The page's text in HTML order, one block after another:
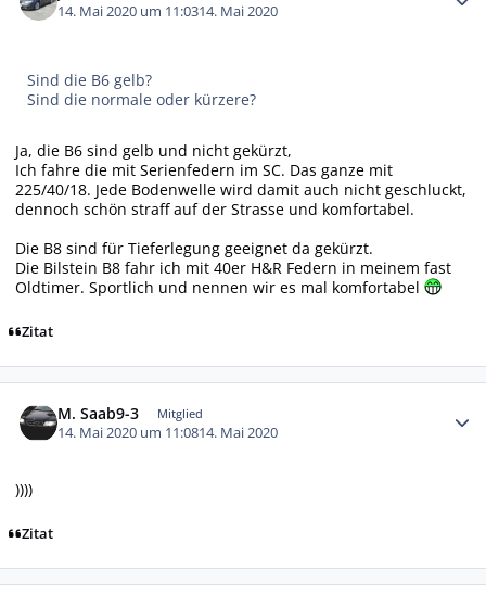
14. Mai 2020 um 11:0314. Mai 2020
Sind die B6 gelb?
Sind die normale oder kürzere?
Ja, die B6 sind gelb und nicht gekürzt,
Ich fahre die mit Serienfedern im SC. Das ganze mit
225/40/18. Jede Bodenwelle wird damit auch nicht geschluckt,
dennoch schön straff auf der Strasse und komfortabel.
Die B8 sind für Tieferlegung geeignet da gekürzt.
Die Bilstein B8 fahr ich mit 40er H&R Federn in meinem fast
Oldtimer. Sportlich und nennen wir es mal komfortabel
Zitat
M. Saab9-3 Mitglied
14. Mai 2020 um 11:0814. Mai 2020
))))
Zitat